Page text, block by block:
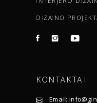
DIZAINO
KONTAKTAI
Email: